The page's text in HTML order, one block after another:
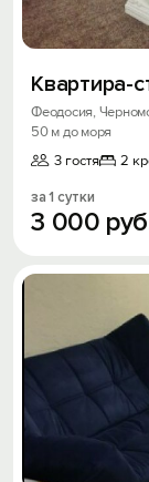
Квартира-
Феодосия,
50 м до моря
3 гостя
2
за 1 сутки
3 000